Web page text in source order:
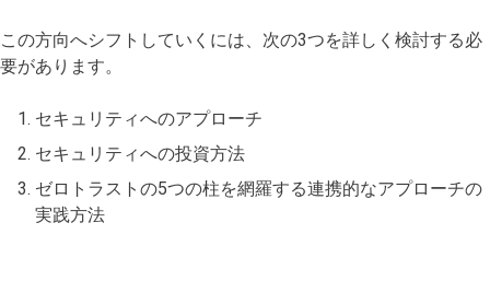
この方向へシフトしていくには、次の3つを詳しく検討する必
要があります。
セキュリティへのアプローチ
セキュリティへの投資方法
ゼロトラストの5つの柱を網羅する連携的なアプローチの
実践方法